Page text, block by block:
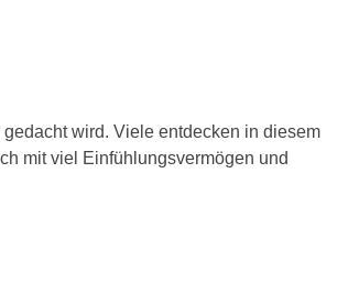
wird. Viele entdecken in diesem
mit viel Einfühlungsvermögen und